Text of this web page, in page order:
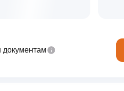
документам